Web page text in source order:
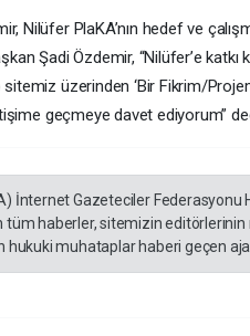
Nilüfer PlaKA’nın hedef ve
Şadi Özdemir, “Nilüfer’e
sitemiz üzerinden ‘Bir Fikrim/
geçmeye davet ediyorum”
İnternet Gazeteciler Federasyonu
tüm haberler, sitemizin
hukuki muhataplar haberi geçen